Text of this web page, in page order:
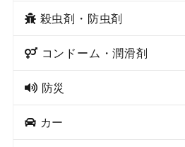
殺虫剤・防虫剤
コンドーム・潤滑剤
防災
カー